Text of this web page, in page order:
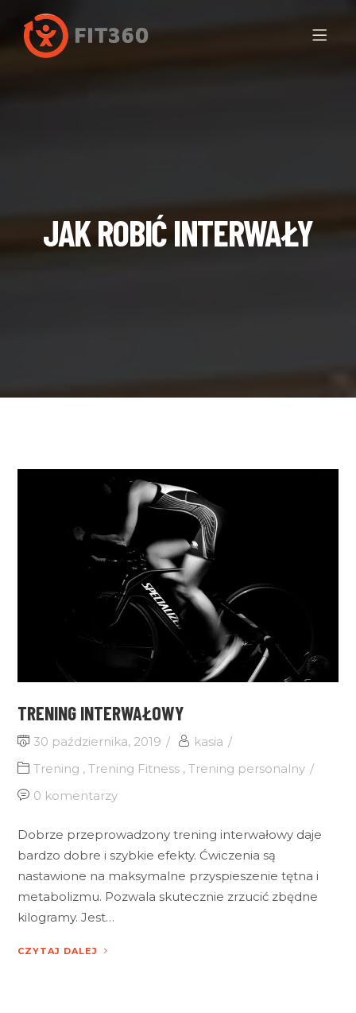
JAK ROBIĆ INTERWAŁY
TRENING INTERWAŁOWY
30 października, 2019
kasia
Trening ,Trening Fitness ,Trening personalny
0 komentarzy
Dobrze przeprowadzony trening interwałowy daje
bardzo dobre i szybkie efekty. Ćwiczenia są
nastawione na maksymalne przyspieszenie tętna i
metabolizmu. Pozwala skutecznie zrzucić zbędne
kilogramy. Jest…
CZYTAJ DALEJ